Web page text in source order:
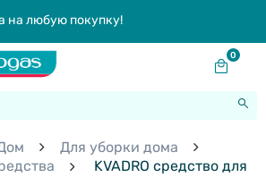
на любую покупку!
0
Для уборки дома
KVADRO средство для